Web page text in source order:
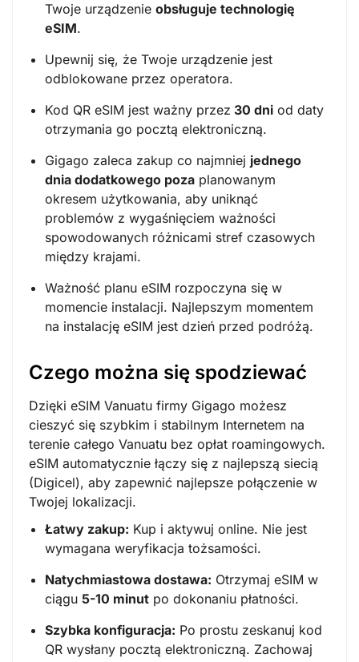
Twoje urządzenie obsługuje technologię
eSIM.
Upewnij się, że Twoje urządzenie jest
odblokowane przez operatora.
Kod QR eSIM jest ważny przez 30 dni od daty
otrzymania go pocztą elektroniczną.
Gigago zaleca zakup co najmniej jednego
dnia dodatkowego poza planowanym
okresem użytkowania, aby uniknąć
problemów z wygaśnięciem ważności
spowodowanych różnicami stref czasowych
między krajami.
Ważność planu eSIM rozpoczyna się w
momencie instalacji. Najlepszym momentem
na instalację eSIM jest dzień przed podróżą.
Czego można się spodziewać
Dzięki eSIM Vanuatu firmy Gigago możesz
cieszyć się szybkim i stabilnym Internetem na
terenie całego Vanuatu bez opłat roamingowych.
eSIM automatycznie łączy się z najlepszą siecią
(Digicel), aby zapewnić najlepsze połączenie w
Twojej lokalizacji.
Łatwy zakup: Kup i aktywuj online. Nie jest
wymagana weryfikacja tożsamości.
Natychmiastowa dostawa: Otrzymaj eSIM w
ciągu 5-10 minut po dokonaniu płatności.
Szybka konfiguracja: Po prostu zeskanuj kod
QR wysłany pocztą elektroniczną. Zachowaj